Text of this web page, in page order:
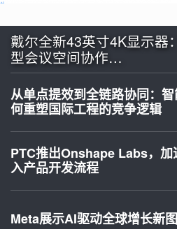
戴尔全新43英寸4K显示器
型会议空间协作…
从单点提效到全链路协同：
何重塑国际工程的竞争逻辑
PTC推出Onshape Labs，加
入产品开发流程
Meta展示AI驱动全球增长新